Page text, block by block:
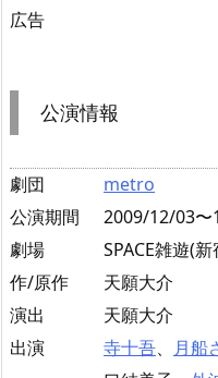
広告
公演情報
劇団
metro
公演期間
2009/12/03〜
劇場
SPACE雑遊(
作/原作
天願大介
演出
天願大介
出演
寺十吾、 月船